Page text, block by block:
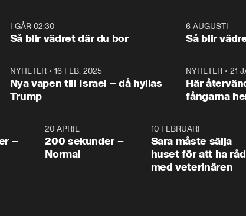
och Makten.
1:06
I GÅR 02:30
Så blir vädret där du bor
6 AUGUSTI
Så blir
NYHETER• 16 FEB. 2025
Nya vapen till Israel – då hyllas
Trump
NYHETER •21
Här
fångarna
4:23
–
20 APRIL
200 sekunder –
Normal
10 FEBRUARI
Sara måste sälja
huset för att ha råd
med veterinären